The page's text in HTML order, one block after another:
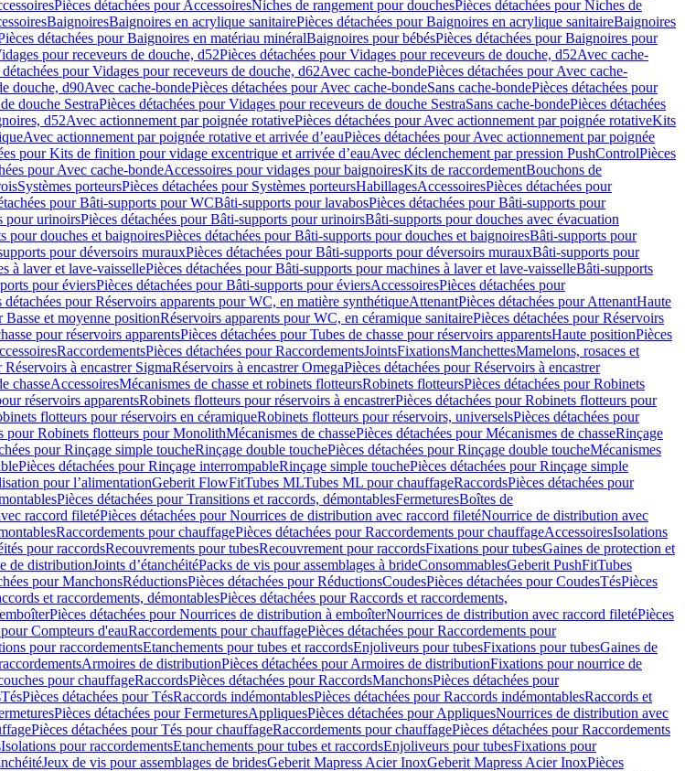
Pièces détachées pour AccessoiresNiches de rangement pour douchesPièces détachées pour Niches de
BaignoiresBaignoires en acrylique sanitairePièces détachées pour Baignoires en acrylique sanitaireBaignoires
détachées pour Baignoires en matériau minéralBaignoires pour bébésPièces détachées pour Baignoires pour
pour receveurs de douche, d52Pièces détachées pour Vidages pour receveurs de douche, d52Avec cache-
détachées pour Vidages pour receveurs de douche, d62Avec cache-bondePièces détachées pour Avec cache-
douche, d90Avec cache-bondePièces détachées pour Avec cache-bondeSans cache-bondePièces détachées pour
douche SestraPièces détachées pour Vidages pour receveurs de douche SestraSans cache-bondePièces détachées
d52Avec actionnement par poignée rotativePièces détachées pour Avec actionnement par poignée rotativeKits
Avec actionnement par poignée rotative et arrivée d’eauPièces détachées pour Avec actionnement par poignée
pour Kits de finition pour vidage excentrique et arrivée d’eauAvec déclenchement par pression PushControlPièces
pour Avec cache-bondeAccessoires pour vidages pour baignoiresKits de raccordementBouchons de
Systèmes porteursPièces détachées pour Systèmes porteursHabillagesAccessoiresPièces détachées pour
pour Bâti-supports pour WCBâti-supports pour lavabosPièces détachées pour Bâti-supports pour
pour urinoirsPièces détachées pour Bâti-supports pour urinoirsBâti-supports pour douches avec évacuation
pour douches et baignoiresPièces détachées pour Bâti-supports pour douches et baignoiresBâti-supports pour
pour déversoirs murauxPièces détachées pour Bâti-supports pour déversoirs murauxBâti-supports pour
à laver et lave-vaissellePièces détachées pour Bâti-supports pour machines à laver et lave-vaisselleBâti-supports
pour éviersPièces détachées pour Bâti-supports pour éviersAccessoiresPièces détachées pour
détachées pour Réservoirs apparents pour WC, en matière synthétiqueAttenantPièces détachées pour AttenantHaute
Basse et moyenne positionRéservoirs apparents pour WC, en céramique sanitairePièces détachées pour Réservoirs
pour réservoirs apparentsPièces détachées pour Tubes de chasse pour réservoirs apparentsHaute positionPièces
RaccordementsPièces détachées pour RaccordementsJointsFixationsManchettesMamelons, rosaces et
Réservoirs à encastrer SigmaRéservoirs à encastrer OmegaPièces détachées pour Réservoirs à encastrer
chasseAccessoiresMécanismes de chasse et robinets flotteursRobinets flotteursPièces détachées pour Robinets
réservoirs apparentsRobinets flotteurs pour réservoirs à encastrerPièces détachées pour Robinets flotteurs pour
flotteurs pour réservoirs en céramiqueRobinets flotteurs pour réservoirs, universelsPièces détachées pour
pour Robinets flotteurs pour MonolithMécanismes de chassePièces détachées pour Mécanismes de chasseRinçage
pour Rinçage simple toucheRinçage double touchePièces détachées pour Rinçage double toucheMécanismes
Pièces détachées pour Rinçage interrompableRinçage simple touchePièces détachées pour Rinçage simple
pour l’alimentationGeberit FlowFitTubes MLTubes ML pour chauffageRaccordsPièces détachées pour
Pièces détachées pour Transitions et raccords, démontablesFermeturesBoîtes de
raccord filetéPièces détachées pour Nourrices de distribution avec raccord filetéNourrice de distribution avec
Raccordements pour chauffagePièces détachées pour Raccordements pour chauffageAccessoiresIsolations
pour raccordsRecouvrements pour tubesRecouvrement pour raccordsFixations pour tubesGaines de protection et
de distributionJoints d’étanchéitéPacks de vis pour assemblages à brideConsommablesGeberit PushFitTubes
pour ManchonsRéductionsPièces détachées pour RéductionsCoudesPièces détachées pour CoudesTésPièces
et raccordements, démontablesPièces détachées pour Raccords et raccordements,
Pièces détachées pour Nourrices de distribution à emboîterNourrices de distribution avec raccord filetéPièces
Compteurs d'eauRaccordements pour chauffagePièces détachées pour Raccordements pour
pour raccordementsEtanchements pour tubes et raccordsEnjoliveurs pour tubesFixations pour tubesGaines de
Armoires de distributionPièces détachées pour Armoires de distributionFixations pour nourrice de
pour chauffageRaccordsPièces détachées pour RaccordsManchonsPièces détachées pour
TésPièces détachées pour TésRaccords indémontablesPièces détachées pour Raccords indémontablesRaccords et
Pièces détachées pour FermeturesAppliquesPièces détachées pour AppliquesNourrices de distribution avec
Pièces détachées pour Tés pour chauffageRaccordements pour chauffagePièces détachées pour Raccordements
Isolations pour raccordementsEtanchements pour tubes et raccordsEnjoliveurs pour tubesFixations pour
Jeux de vis pour assemblages de bridesGeberit Mapress Acier InoxGeberit Mapress Acier InoxPièces